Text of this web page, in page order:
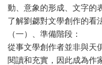
動、意象的形成、文字的
了解劉勰對文學創作的看
（一）、準備階段：
從事文學創作者並非與天
閱讀和充實，因此成為作